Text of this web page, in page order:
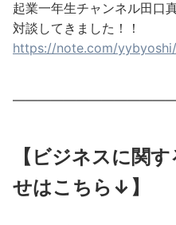
起業一年生チャンネル田口
対談してきました！！
https://note.com/
【ビジネスに関
せはこちら↓】